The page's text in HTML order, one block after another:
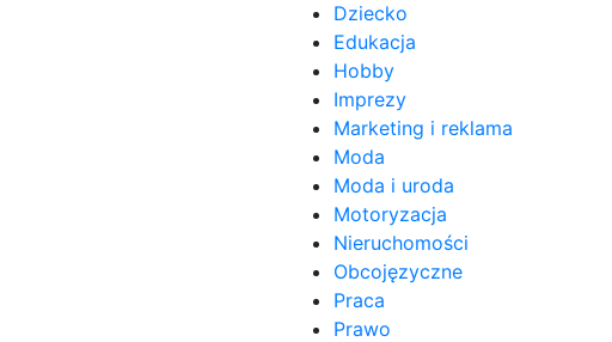
Dziecko
Edukacja
Hobby
Imprezy
Marketing i reklama
Moda
Moda i uroda
Motoryzacja
Nieruchomości
Obcojęzyczne
Praca
Prawo